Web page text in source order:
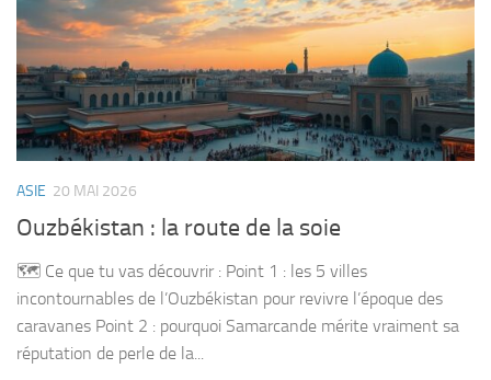
ASIE 20 MAI 2026
Ouzbékistan : la route de la soie
🗺️ Ce que tu vas découvrir : Point 1 : les 5 villes
incontournables de l’Ouzbékistan pour revivre l’époque des
caravanes Point 2 : pourquoi Samarcande mérite vraiment sa
réputation de perle de la...